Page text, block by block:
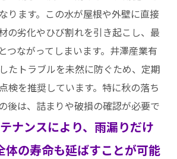
ります。この水が屋根や外壁に直接
の劣化やひび割れを引き起こし、最
つながってしまいます。井澤産業有
たトラブルを未然に防ぐため、定期
検を推奨しています。特に秋の落ち
後は、詰まりや破損の確認が必要で
ナンスにより、雨漏りだけ
体の寿命も延ばすことが可能